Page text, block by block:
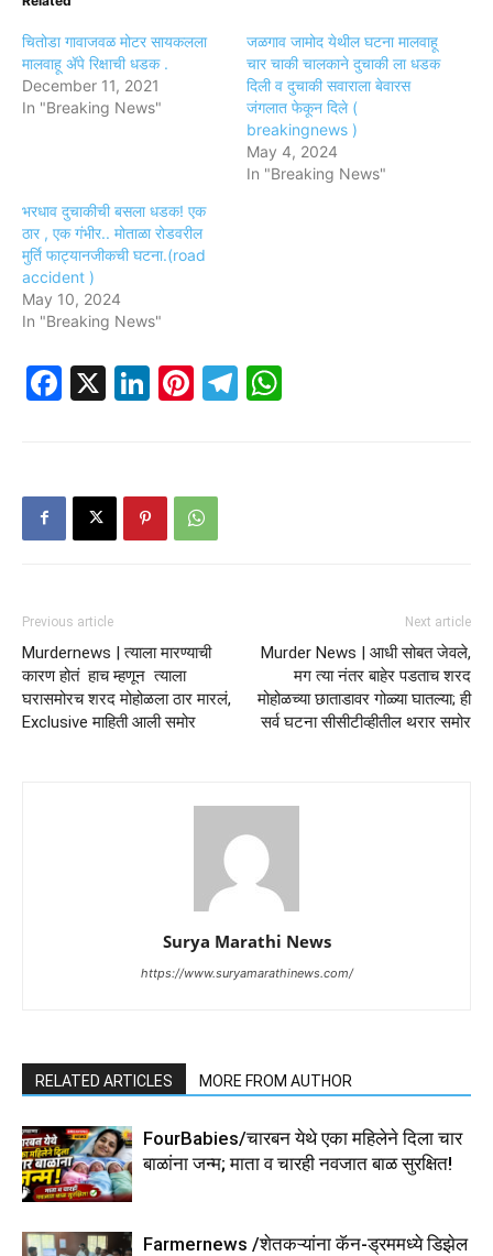
चितोडा गावाजवळ मोटर सायकलला
मालवाहू ॲपे रिक्षाची धडक .
December 11, 2021
In "Breaking News"
जळगाव जामोद येथील घटना मालवाहू
चार चाकी चालकाने दुचाकी ला धडक
दिली व दुचाकी सवाराला बेवारस
जंगलात फेकून दिले (
breakingnews )
May 4, 2024
In "Breaking News"
भरधाव दुचाकीची बसला धडक! एक
ठार , एक गंभीर.. मोताळा रोडवरील
मुर्ति फाट्यानजीकची घटना.(road
accident )
May 10, 2024
In "Breaking News"
Facebook
X LinkedIn
Pinterest
Telegram
Previous article
Murdernews | त्याला मारण्याची
कारण होतं हाच म्हणून त्याला
घरासमोरच शरद मोहोळला ठार मारलं,
Exclusive माहिती आली समोर
Next article
Murder News | आधी सोबत जेवले,
मग त्या नंतर बाहेर पडताच शरद
मोहोळच्या छाताडावर गोळ्या घातल्या; ही
सर्व घटना सीसीटीव्हीतील थरार समोर
Surya Marathi News
https://www.suryamarathinews.com/
RELATED ARTICLES MORE FROM AUTHOR
FourBabies/चारबन येथे एका महिलेने दिला चार
बाळांना जन्म; माता व चारही नवजात बाळ सुरक्षित!
Farmernews /शेतकऱ्यांना कॅन-ड्रममध्ये डिझेल